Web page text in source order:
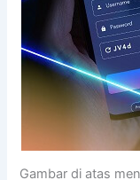
Gambar di atas